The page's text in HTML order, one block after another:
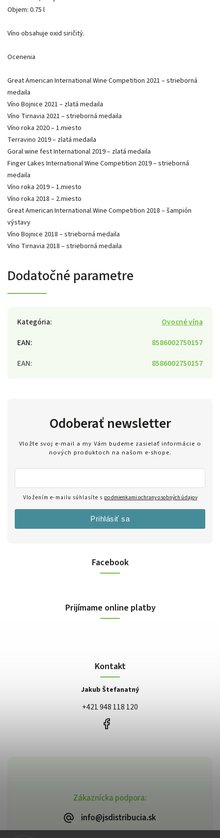
Objem: 0.75 l
Víno obsahuje oxid siričitý.
Ocenenia
Great American International Wine Competition 2021 – strieborná
medaila
Víno Bojnice 2021 – zlatá medaila
Víno Tirnavia 2021 – strieborná medaila
Víno roka 2020 – 1.miesto
Terravino 2019 – zlatá medaila
Goral wine fest International 2019 – zlatá medaila
Finger Lakes International Wine Competition 2019 – strieborná
medaila
Víno roka 2019 – 1.miesto
Víno roka 2018 – 2.miesto
Great American International Wine Competition 2018 – šampión
výstavy
Víno Bojnice 2018 – strieborná medaila
Víno Tirnavia 2018 – strieborná medaila
Dodatočné parametre
Kategória:
Ovocné vína
EAN:
8586002750157
EAN: 8586002750157
Zákaznícka podpora:
info@jsdistribucia.sk
Facebook
Prijímame online platby
Kontakt
Jakub Štefanatný
+421 948 118 120
Odoberať newsletter
Vložte svoj e-mail a my Vám budeme zasielať informácie o
nových produktoch na našom e-shope.
Vložením e-mailu súhlasíte s podmienkami ochrany osobných údajov
Prihlásiť sa